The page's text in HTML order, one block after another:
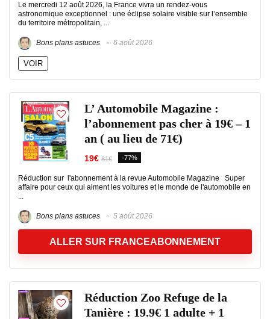
Le mercredi 12 août 2026, la France vivra un rendez-vous
astronomique exceptionnel : une éclipse solaire visible sur l’ensemble
du territoire métropolitain, ...
Bons plans astuces 6 août 2026
VOIR
L’ Automobile Magazine :
l’abonnement pas cher à 19€ – 1
an ( au lieu de 71€)
19€ 81€ -77%
Réduction sur l'abonnement à la revue Automobile Magazine Super
affaire pour ceux qui aiment les voitures et le monde de l'automobile en
...
Bons plans astuces 5 août 2026
ALLER SUR FRANCEABONNEMENT
Réduction Zoo Refuge de la
Tanière : 19.9€ 1 adulte + 1